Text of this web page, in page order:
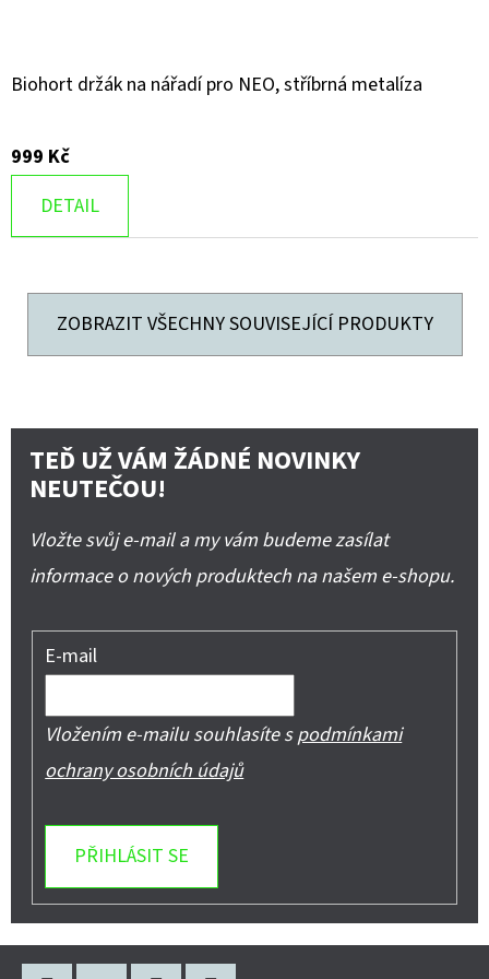
Biohort držák na nářadí pro NEO, stříbrná metalíza
999 Kč
DETAIL
ZOBRAZIT VŠECHNY SOUVISEJÍCÍ PRODUKTY
TEĎ UŽ VÁM ŽÁDNÉ NOVINKY
NEUTEČOU!
Vložte svůj e-mail a my vám budeme zasílat
informace o nových produktech na našem e-shopu.
E-mail
Vložením e-mailu souhlasíte spodmínkami
ochrany osobních údajů
PŘIHLÁSIT SE